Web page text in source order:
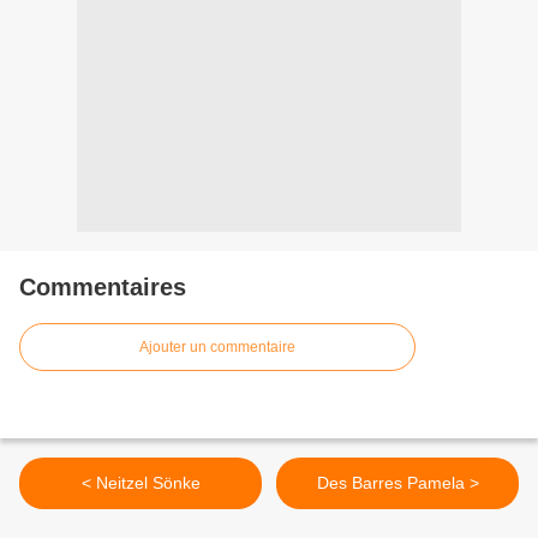
Commentaires
Ajouter un commentaire
< Neitzel Sönke Des Barres Pamela >